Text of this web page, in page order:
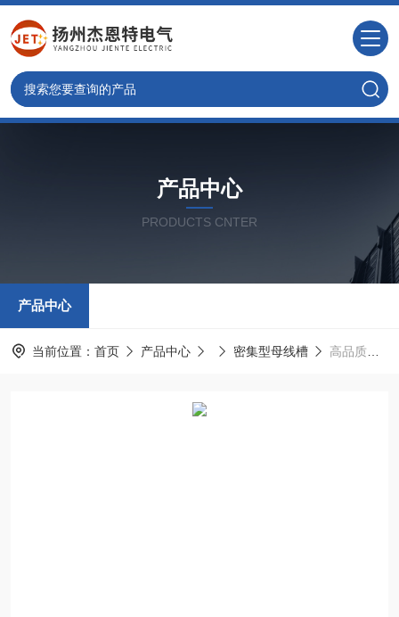
产品中心
PRODUCTS CNTER
产品中心
当前位置： 首页 产品中心 密集型母线槽 高品质密集型母线槽